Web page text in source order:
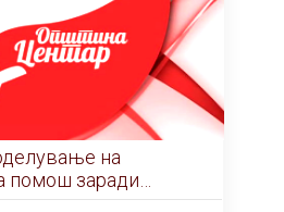
помош заради